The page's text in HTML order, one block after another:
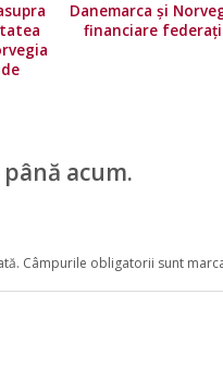
Danemarca și
financiare
acum.
Câmpurile obligatorii sunt